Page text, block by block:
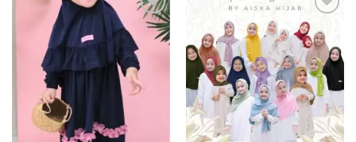
Add to
wishlist
Add to
wishlist